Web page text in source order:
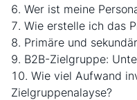
Wer ist meine
Wie erstelle ich das
Primäre und
B2B-Zielgruppe:
Wie viel Aufwand
Zielgruppenalayse?